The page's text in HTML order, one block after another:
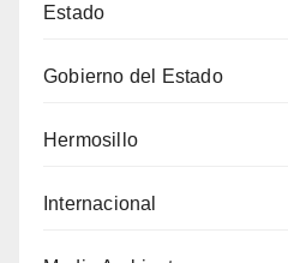
Estado
Gobierno del Estado
Hermosillo
Internacional